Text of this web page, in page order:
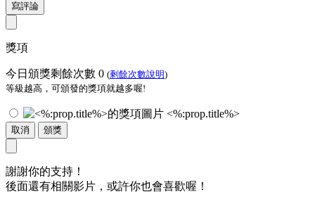
寫評論
獎項
今日頒獎剩餘次數 0 (剩餘次數說明)
等級越高，可頒發的獎項就越多喔!
<%:prop.title%>
取消 頒獎
謝謝你的支持！
後面還有相關影片，或許你也會喜歡喔！